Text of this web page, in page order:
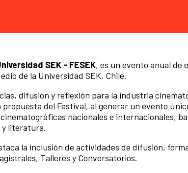
SEK - FESEK, es un evento anual de
de la Universidad SEK, Chile.
difusión y reflexión para la industria
del Festival, al generar un evento
nacionales e internacionales,
y literatura.
la inclusión de actividades de difusión,
Talleres y Conversatorios.